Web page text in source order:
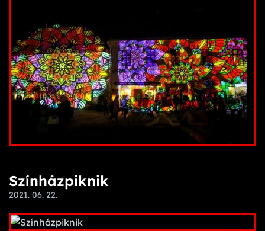
Színházpiknik
2021. 06. 22.